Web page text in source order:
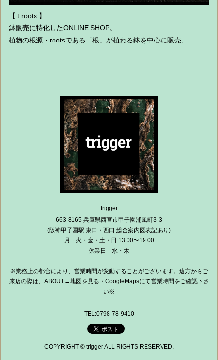
【 t.roots 】
鉢販売に特化したONLINE SHOP。
植物の根源・rootsである「根」が植わる鉢を中心に販売。
trigger
663-8165 兵庫県西宮市甲子園浦風町3-3
(阪神甲子園駅 東口・西口 総合案内図表記あり)
月・火・金・土・日 13:00〜19:00
休業日 水・木
※業務上の都合により、営業時間が変動することがございます。遠方からご
来店の際は、ABOUT→地図を見る・GoogleMapsにて営業時間をご確認下さ
い※
TEL:0798-78-9410
COPYRIGHT © trigger ALL RIGHTS RESERVED.